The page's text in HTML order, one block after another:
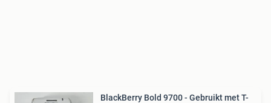
BlackBerry Bold 9700 - Gebruikt met T-